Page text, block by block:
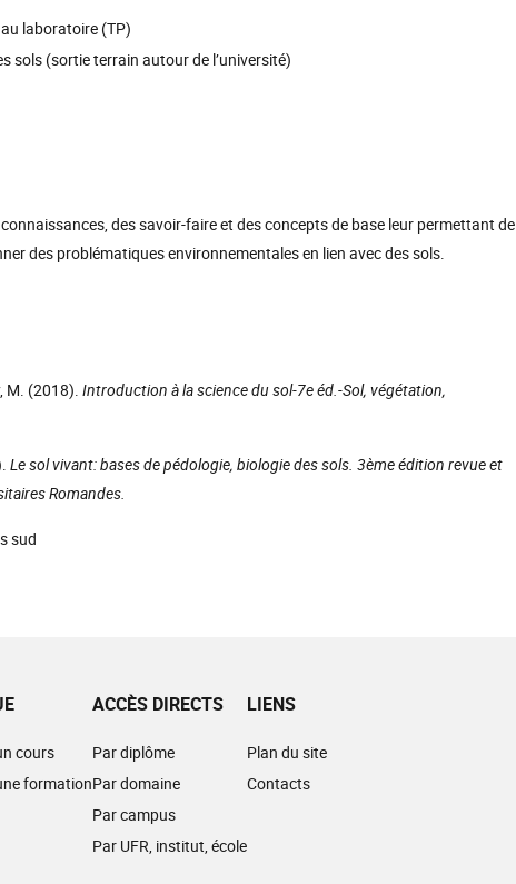
laboratoire (TP)
sols (sortie terrain autour de l’université)
des savoir-faire et des concepts de base leur permettant de
des problématiques environnementales en lien avec des sols.
M. (2018). Introduction à la science du sol-7e éd.-Sol, végétation,
Le sol vivant: bases de pédologie, biologie des sols. 3ème édition revue et
Romandes.
sud
cours
formation
ACCÈS DIRECTS
Par diplôme
Par domaine
Par campus
Par UFR, institut, école
LIENS
Plan du site
Contacts